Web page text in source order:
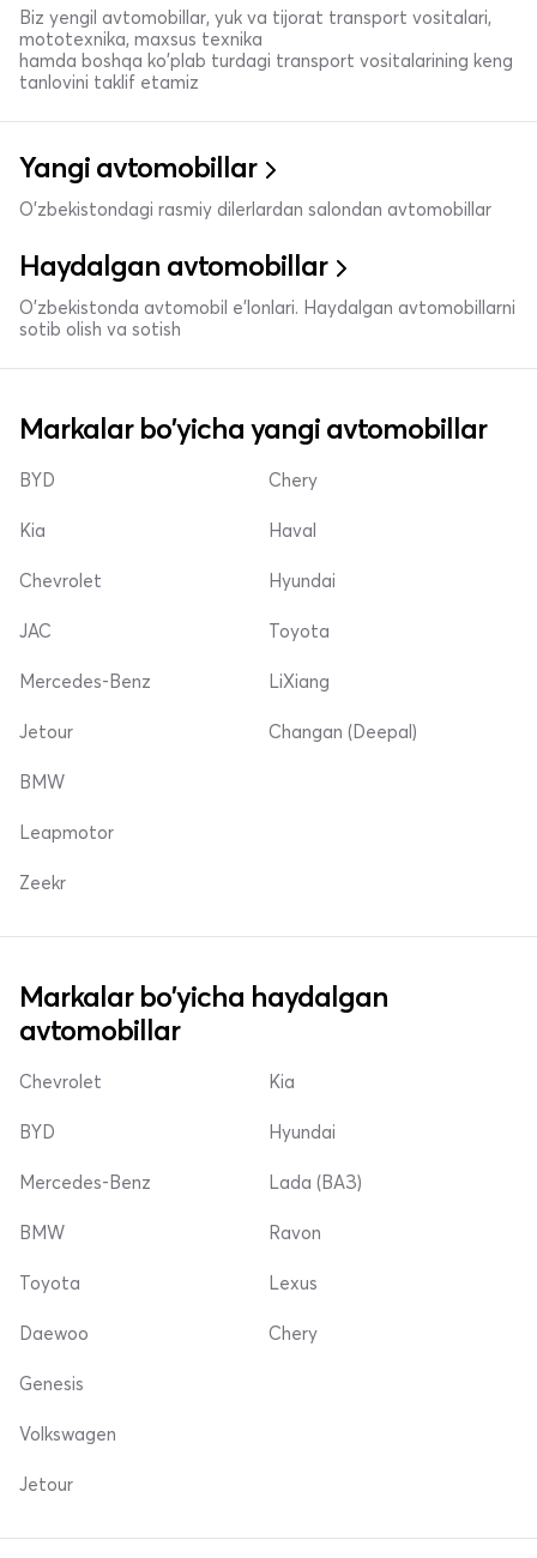
Biz yengil avtomobillar, yuk va tijorat transport vositalari,
mototexnika, maxsus texnika
hamda boshqa ko'plab turdagi transport vositalarining keng
tanlovini taklif etamiz
Yangi avtomobillar
O'zbekistondagi rasmiy dilerlardan salondan avtomobillar
Haydalgan avtomobillar
O'zbekistonda avtomobil e’lonlari. Haydalgan avtomobillarni
sotib olish va sotish
Markalar bo'yicha yangi avtomobillar
BYD
Kia
Chevrolet
Chery
Haval
Hyundai
JAC
Mercedes-Benz
Jetour
Toyota
LiXiang
Changan (Deepal)
BMW
Leapmotor
Zeekr
Markalar bo'yicha haydalgan
avtomobillar
Chevrolet
BYD
Mercedes-Benz
Kia
Hyundai
Lada (ВАЗ)
BMW
Toyota
Daewoo
Ravon
Lexus
Chery
Genesis
Volkswagen
Jetour